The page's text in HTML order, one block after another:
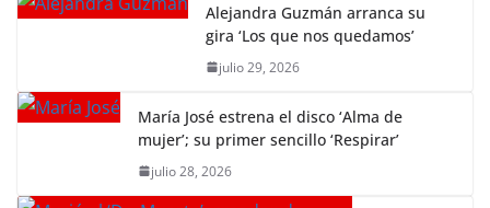
Alejandra Guzmán arranca su
gira ‘Los que nos quedamos’
julio 29, 2026
María José estrena el disco ‘Alma de
mujer’; su primer sencillo ‘Respirar’
julio 28, 2026